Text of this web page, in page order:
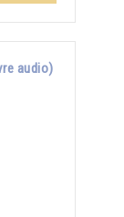
audio)